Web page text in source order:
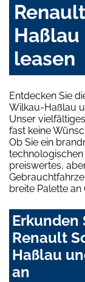
leasen
Entdecken Sie
Wilkau-Haßlau
Unser
fast keine
Ob Sie ein
preiswertes,
breite Palette an
Erkunden
Renault
Haßlau
an